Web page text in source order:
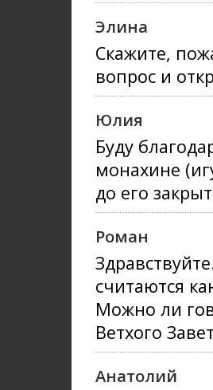
Элина
Скажите,
вопрос и
Юлия
Буду
монахине
до его
Роман
считаются
Можно ли
Ветхого
Анатолий